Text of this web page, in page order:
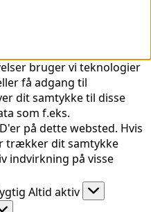
bruger vi teknologier
få adgang til
dit samtykke til disse
som f.eks.
på dette websted. Hvis
trækker dit samtykke
indvirkning på visse
Altid aktiv